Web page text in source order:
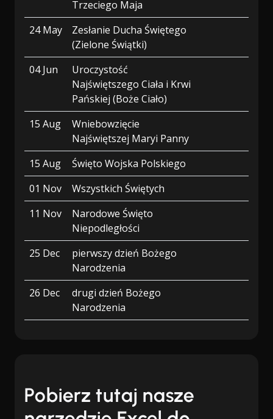
Trzeciego Maja
24 May
Zesłanie Ducha Świętego
(Zielone Świątki)
04 Jun
Uroczystość
Najświętszego Ciała i Krwi
Pańskiej (Boże Ciało)
15 Aug
Wniebowzięcie
Najświętszej Maryi Panny
15 Aug
Święto Wojska Polskiego
01 Nov
Wszystkich Świętych
11 Nov
Narodowe Święto
Niepodległości
25 Dec
pierwszy dzień Bożego
Narodzenia
26 Dec
drugi dzień Bożego
Narodzenia
Pobierz tutaj nasze